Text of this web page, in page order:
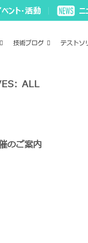
技術ブログ テストソ
ALL
のご案内